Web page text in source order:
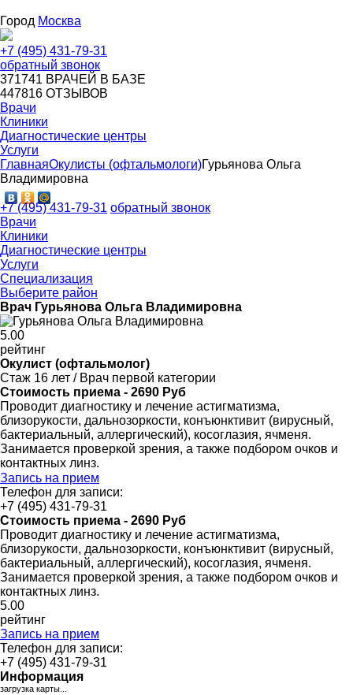
Город Москва
+7 (495) 431-79-31
обратный звонок
371741 ВРАЧЕЙ В БАЗЕ
447816 ОТЗЫВОВ
Врачи
Клиники
Диагностические центры
Услуги
ГлавнаяОкулисты (офтальмологи)Гурьянова Ольга
Владимировна
+7 (495) 431-79-31 обратный звонок
Врачи
Клиники
Диагностические центры
Услуги
Специализация
Выберите район
Врач Гурьянова Ольга Владимировна
5.00
рейтинг
Окулист (офтальмолог)
Стаж 16 лет / Врач первой категории
Стоимость приема - 2690 Руб
Проводит диагностику и лечение астигматизма,
близорукости, дальнозоркости, конъюнктивит (вирусный,
бактериальный, аллергический), косоглазия, ячменя.
Занимается проверкой зрения, а также подбором очков и
контактных линз.
Запись на прием
Телефон для записи:
+7 (495) 431-79-31
Стоимость приема - 2690 Руб
Проводит диагностику и лечение астигматизма,
близорукости, дальнозоркости, конъюнктивит (вирусный,
бактериальный, аллергический), косоглазия, ячменя.
Занимается проверкой зрения, а также подбором очков и
контактных линз.
5.00
рейтинг
Запись на прием
Телефон для записи:
+7 (495) 431-79-31
Информация
загрузка карты...